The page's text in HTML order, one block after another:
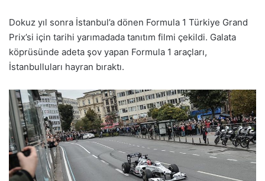
Dokuz yıl sonra İstanbul’a dönen Formula 1 Türkiye Grand
Prix’si için tarihi yarımadada tanıtım filmi çekildi. Galata
köprüsünde adeta şov yapan Formula 1 araçları,
İstanbulluları hayran bıraktı.